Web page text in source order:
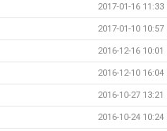
2017-01-16 11:33
2017-01-10 10:57
2016-12-16 10:01
2016-12-10 16:04
2016-10-27 13:21
2016-10-24 10:24